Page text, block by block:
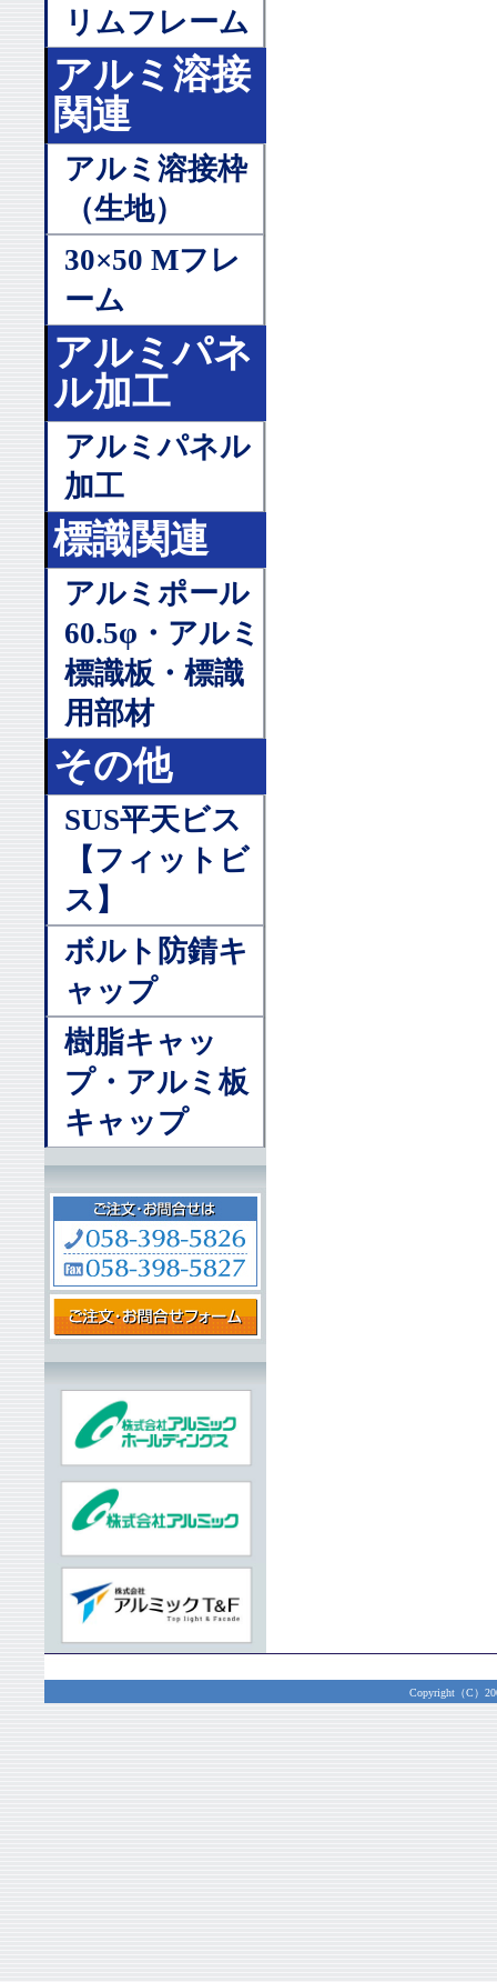
リムフレーム
アルミ溶接
関連
アルミ溶接枠
（生地）
30×50 Mフレ
ーム
アルミパネ
ル加工
アルミパネル
加工
標識関連
アルミポール
60.5φ・アルミ
標識板・標識
用部材
その他
SUS平天ビス
【フィットビ
ス】
ボルト防錆キ
ャップ
樹脂キャッ
プ・アルミ板
キャップ
Copyright（C）